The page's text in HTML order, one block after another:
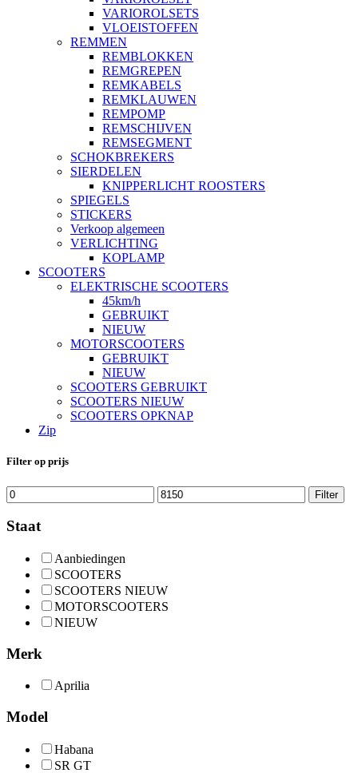
VARIOROLSETS
VLOEISTOFFEN
REMMEN
REMBLOKKEN
REMGREPEN
REMKABELS
REMKLAUWEN
REMPOMP
REMSCHIJVEN
REMSEGMENT
SCHOKBREKERS
SIERDELEN
KNIPPERLICHT ROOSTERS
SPIEGELS
STICKERS
Verkoop algemeen
VERLICHTING
KOPLAMP
SCOOTERS
ELEKTRISCHE SCOOTERS
45km/h
GEBRUIKT
NIEUW
MOTORSCOOTERS
GEBRUIKT
NIEUW
SCOOTERS GEBRUIKT
SCOOTERS NIEUW
SCOOTERS OPKNAP
Zip
Filter op prijs
Min.
prijs
Max.
prijs
Filter
Staat
Aanbiedingen
SCOOTERS
SCOOTERS NIEUW
MOTORSCOOTERS
NIEUW
Merk
Aprilia
Model
Habana
SR GT